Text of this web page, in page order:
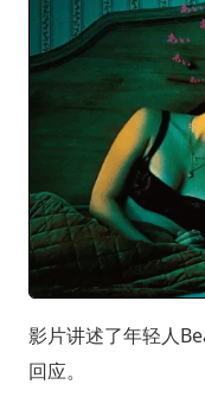
影片讲述了年轻人
回应。